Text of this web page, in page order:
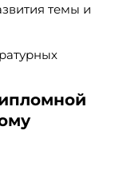
темы и